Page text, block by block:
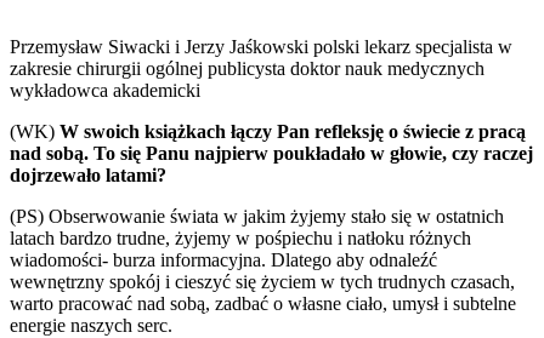
Przemysław Siwacki i Jerzy Jaśkowski polski lekarz specjalista w
zakresie chirurgii ogólnej publicysta doktor nauk medycznych
wykładowca akademicki
(WK) W swoich książkach łączy Pan refleksję o świecie z pracą
nad sobą. To się Panu najpierw poukładało w głowie, czy raczej
dojrzewało latami?
(PS) Obserwowanie świata w jakim żyjemy stało się w ostatnich
latach bardzo trudne, żyjemy w pośpiechu i natłoku różnych
wiadomości- burza informacyjna. Dlatego aby odnaleźć
wewnętrzny spokój i cieszyć się życiem w tych trudnych czasach,
warto pracować nad sobą, zadbać o własne ciało, umysł i subtelne
energie naszych serc.